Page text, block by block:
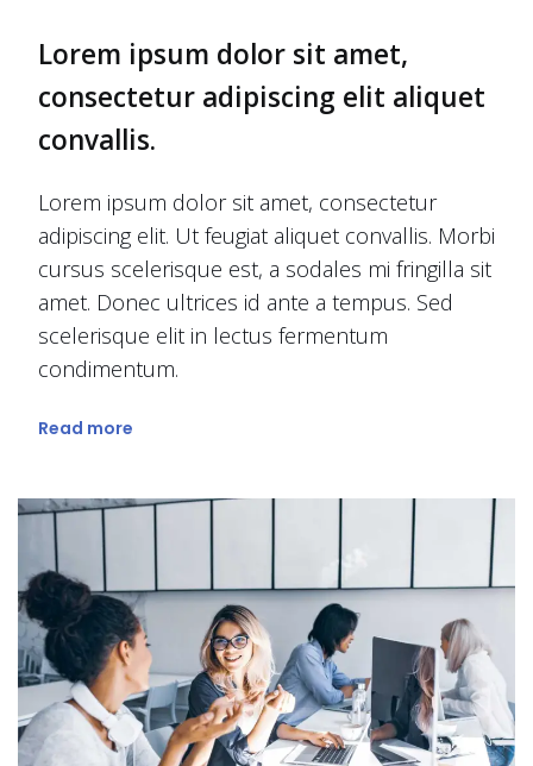
Lorem ipsum dolor sit amet,
consectetur adipiscing elit aliquet
convallis.
Lorem ipsum dolor sit amet, consectetur
adipiscing elit. Ut feugiat aliquet convallis. Morbi
cursus scelerisque est, a sodales mi fringilla sit
amet. Donec ultrices id ante a tempus. Sed
scelerisque elit in lectus fermentum
condimentum.
Read more